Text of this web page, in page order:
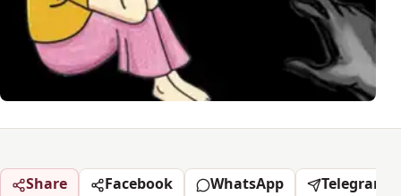
Share Facebook WhatsApp Telegram